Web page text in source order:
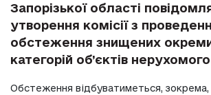
Запорізької області
утворення комісії з
обстеження знищених
категорій об’єктів
Обстеження відбуватиметься, зокрема,